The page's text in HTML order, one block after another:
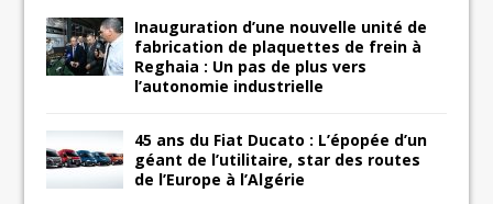
Inauguration d’une nouvelle unité de
fabrication de plaquettes de frein à
Reghaia : Un pas de plus vers
l’autonomie industrielle
45 ans du Fiat Ducato : L’épopée d’un
géant de l’utilitaire, star des routes
de l’Europe à l’Algérie